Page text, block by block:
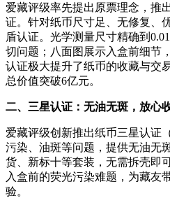
爱藏评级率先提出原票理念，
证。针对纸币尺寸足、无修复、
盾认证。光学测量尺寸精确到
切问题；八面图展示入盒前细节
认证极大提升了纸币的收藏与交
总价值突破6亿元。
二、三星认证：无油无斑，放心
爱藏评级创新推出纸币三星认证
污染、油斑等问题，提供无油无
货、新标十等套装，无需拆壳即
入盒前的荧光污染难题，为藏友
验。